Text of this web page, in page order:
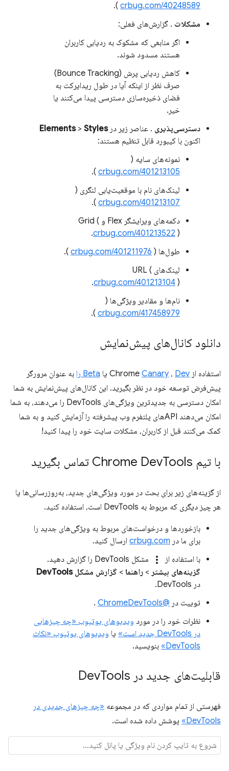
crbug.com/40248589
).
مشکلات . گزارش‌های فعلی:
اگر منابعی که مشکوک به ردیابی کاربران
هستند مسدود شوند.
کاهش ردیابی پرش (Bounce Tracking)
صرف نظر از اینکه آیا در طول ریدایرکت به
فضای ذخیره‌سازی دسترسی پیدا می‌کنند یا
خیر.
دسترسی‌پذیری . عناصر زیر در Elements> Styles
اکنون با کیبورد قابل تنظیم هستند:
نمونه‌های سایه (
crbug.com/401213105
).
لینک‌های نام با موقعیت‌یابی لنگری (
crbug.com/401213107
).
دکمه‌های ویرایشگر Flex و Grid (
crbug.com/401213522 ).
طول‌ها ( crbug.com/401211976
).
لینک‌های URL (
crbug.com/401213104 ).
نام‌ها و مقادیر ویژگی‌ها (
crbug.com/417458979
).
دانلود کانال‌های پیش‌نمایش
استفاده از Chrome Canary ، Dev یا Beta را
به عنوان مرورگر
پیش‌فرض توسعه خود در نظر بگیرید. این کانال‌های پیش‌نمایش به شما
امکان دسترسی به جدیدترین ویژگی‌های DevTools را می‌دهند، به شما
امکان می‌دهند APIهای پلتفرم وب پیشرفته را آزمایش کنید و به شما
کمک می‌کنند قبل از کاربران، مشکلات سایت خود را پیدا کنید!
با تیم Chrome Dev Tools تماس بگیرید
از گزینه‌های زیر برای بحث در مورد ویژگی‌های جدید، به‌روزرسانی‌ها یا
هر چیز دیگری که مربوط به DevTools است، استفاده کنید.
بازخوردها و درخواست‌های مربوط به ویژگی‌های جدید را
برای ما در crbug.com ارسال کنید.
با استفاده از
more_vert
مشکل DevTools را گزارش دهید.
گزینه‌های بیشتر > راهنما > گزارش مشکل DevTools
در DevTools.
توییت در @ChromeDevTools
.
نظرات خود را در مورد ویدیوهای یوتیوب «چه چیزهایی
در DevTools جدید است»
یا ویدیوهای یوتیوب «نکات
DevTools»
بنویسید.
قابلیت‌های جدید در Dev Tools
فهرستی از تمام مواردی که در مجموعه «چه چیزهای جدیدی در
DevTools»
پوشش داده شده است.